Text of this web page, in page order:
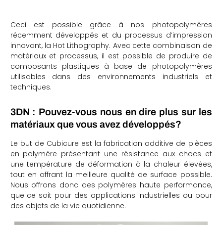
Ceci est possible grâce à nos photopolymères
récemment développés et du processus d’impression
innovant, la Hot Lithography. Avec cette combinaison de
matériaux et processus, il est possible de produire de
composants plastiques à base de photopolymères
utilisables dans des environnements industriels et
techniques.
3DN : Pouvez-vous nous en dire plus sur les
matériaux que vous avez développés?
Le but de Cubicure est la fabrication additive de pièces
en polymère présentant une résistance aux chocs et
une température de déformation à la chaleur élevées,
tout en offrant la meilleure qualité de surface possible.
Nous offrons donc des polymères haute performance,
que ce soit pour des applications industrielles ou pour
des objets de la vie quotidienne.